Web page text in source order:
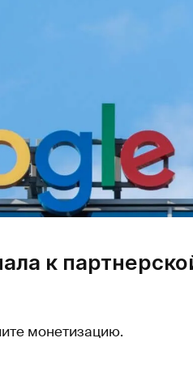
к
монетизацию.